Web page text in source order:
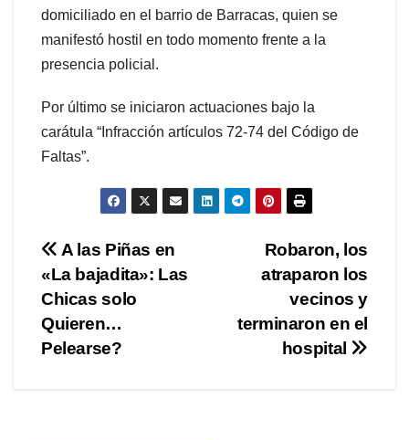
domiciliado en el barrio de Barracas, quien se
manifestó hostil en todo momento frente a la
presencia policial.
Por último se iniciaron actuaciones bajo la
carátula “Infracción artículos 72-74 del Código de
Faltas”.
Navegación
de
entradas
Robaron, los
atraparon los
vecinos y
terminaron en el
hospital
A las Piñas en
«La bajadita»: Las
Chicas solo
Quieren…
Pelearse?